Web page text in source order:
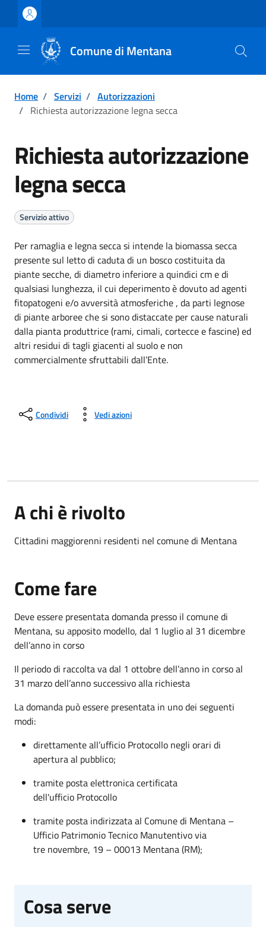
Vai ai contenuti
Vai al footer
Comune di Mentana
Home / Servizi / Autorizzazioni
/ Richiesta autorizzazione legna secca
Richiesta autorizzazione
legna secca
Servizio attivo
Per ramaglia e legna secca si intende la biomassa secca
presente sul letto di caduta di un bosco costituita da
piante secche, di diametro inferiore a quindici cm e di
qualsiasi lunghezza, il cui deperimento è dovuto ad agenti
fitopatogeni e/o avversità atmosferiche , da parti legnose
di piante arboree che si sono distaccate per cause naturali
dalla pianta produttrice (rami, cimali, cortecce e fascine) ed
altri residui di tagli giacenti al suolo e non
commercialmente sfruttabili dall’Ente.
Condividi Vedi azioni
A chi è rivolto
Cittadini maggiorenni residenti nel comune di Mentana
Come fare
Deve essere presentata domanda presso il comune di
Mentana, su apposito modello, dal 1 luglio al 31 dicembre
dell’anno in corso
Il periodo di raccolta va dal 1 ottobre dell’anno in corso al
31 marzo dell’anno successivo alla richiesta
La domanda può essere presentata in uno dei seguenti
modi:
direttamente all’ufficio Protocollo negli orari di
apertura al pubblico;
tramite posta elettronica certificata
dell'ufficio Protocollo
tramite posta indirizzata al Comune di Mentana –
Ufficio Patrimonio Tecnico Manutentivo via
tre novembre, 19 – 00013 Mentana (RM);
Cosa serve